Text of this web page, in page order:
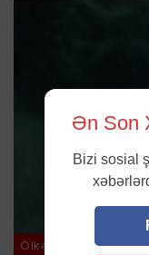
Ölkə
Ən Son
Bizi sosial